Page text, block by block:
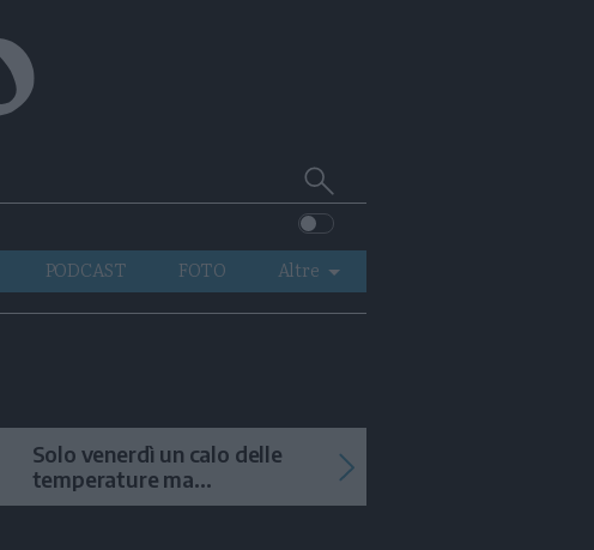
Cerca
su
Trentino
PODCAST FOTO
Altre
VIDEO
Solo venerdì un calo delle
temperature ma
aumenteranno i temporali